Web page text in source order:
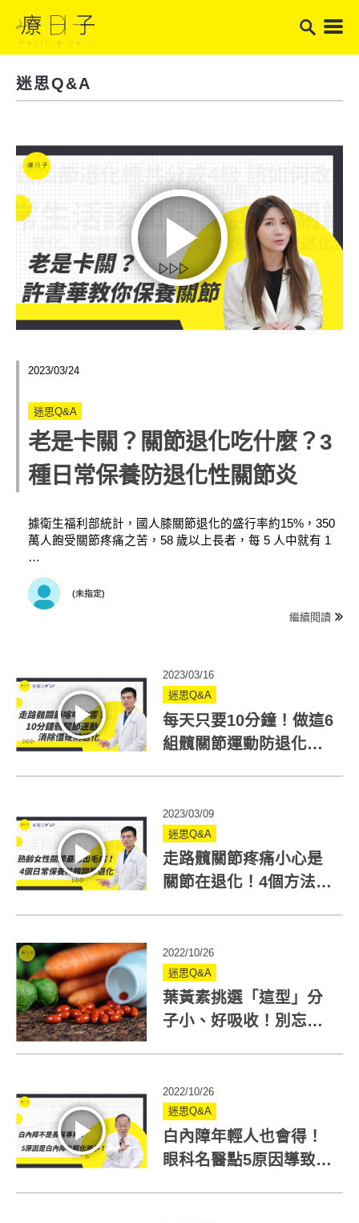
迷思Q&A
2023/03/24
迷思Q&A
老是卡關？關節退化吃什麼？3
種日常保養防退化性關節炎
據衛生福利部統計，國人膝關節退化的盛行率約15%，350
萬人飽受關節疼痛之苦，58 歲以上長者，每 5 人中就有 1
…
(未指定)
繼續閱讀
2023/03/16
迷思Q&A
每天只要10分鐘！做這6
組髖關節運動防退化！3
2023/03/09
迷思Q&A
走路髖關節疼痛小心是
關節在退化！4個方法日
2022/10/26
迷思Q&A
葉黃素挑選「這型」分
子小、好吸收！別忘記
2022/10/26
迷思Q&A
白內障年輕人也會得！
眼科名醫點5原因導致年